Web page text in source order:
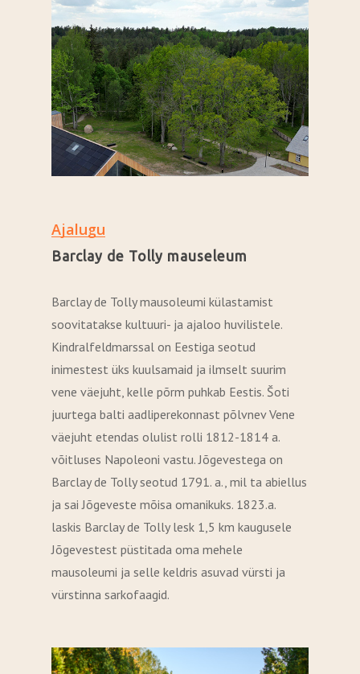
Ajalugu
Barclay de Tolly mauseleum
Barclay de Tolly mausoleumi külastamist
soovitatakse kultuuri- ja ajaloo huvilistele.
Kindralfeldmarssal on Eestiga seotud
inimestest üks kuulsamaid ja ilmselt suurim
vene väejuht, kelle põrm puhkab Eestis. Šoti
juurtega balti aadliperekonnast põlvnev Vene
väejuht etendas olulist rolli 1812-1814 a.
võitluses Napoleoni vastu. Jõgevestega on
Barclay de Tolly seotud 1791. a., mil ta abiellus
ja sai Jõgeveste mõisa omanikuks. 1823.a.
laskis Barclay de Tolly lesk 1,5 km kaugusele
Jõgevestest püstitada oma mehele
mausoleumi ja selle keldris asuvad vürsti ja
vürstinna sarkofaagid.